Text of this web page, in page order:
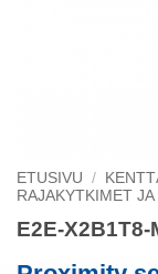
ETUSIVU /
RAJAKYTKIMET
E2E-X2B1T8-